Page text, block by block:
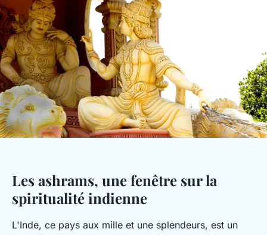
Les ashrams, une fenêtre sur la
spiritualité indienne
L'Inde, ce pays aux mille et une splendeurs, est un